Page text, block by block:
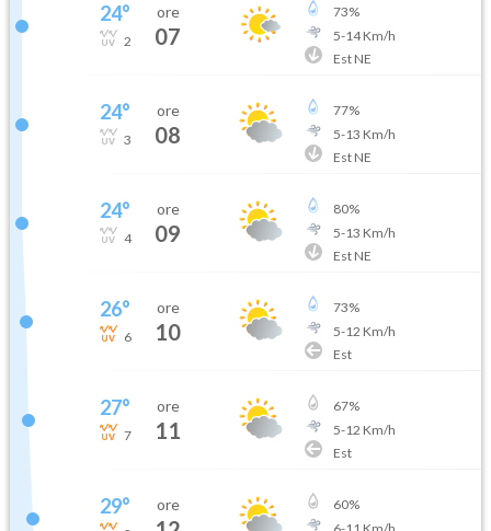
24°
2
ore
07
73%
5-14Km/h
Est NE
24°
3
ore
08
77%
5-13 Km/h
Est NE
24°
4
ore
09
80%
5-13 Km/h
Est NE
26°
6
ore
10
73%
5-12 Km/h
Est
27°
7
ore
11
67%
5-12 Km/h
Est
29° ore 60%